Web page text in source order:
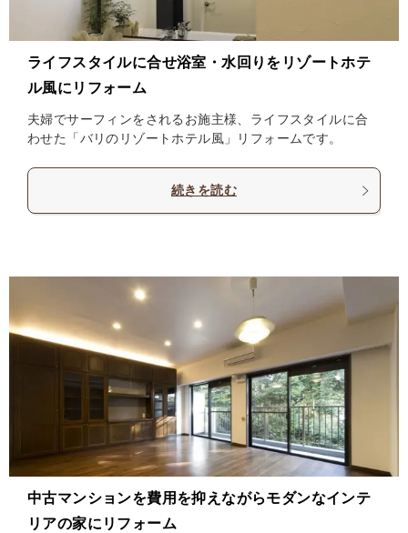
ライフスタイルに合せ浴室・水回りをリゾートホテ
ル風にリフォーム
夫婦でサーフィンをされるお施主様、ライフスタイルに合
わせた「バリのリゾートホテル風」リフォームです。
続きを読む
中古マンションを費用を抑えながらモダンなインテ
リアの家にリフォーム